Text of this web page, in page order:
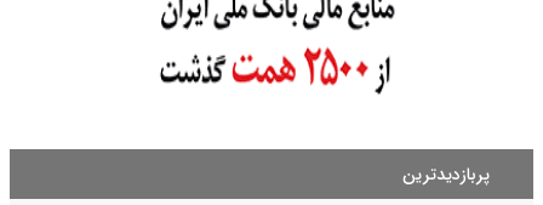
پربازدیدترین